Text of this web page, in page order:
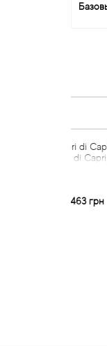
di Capri духи 50 мл